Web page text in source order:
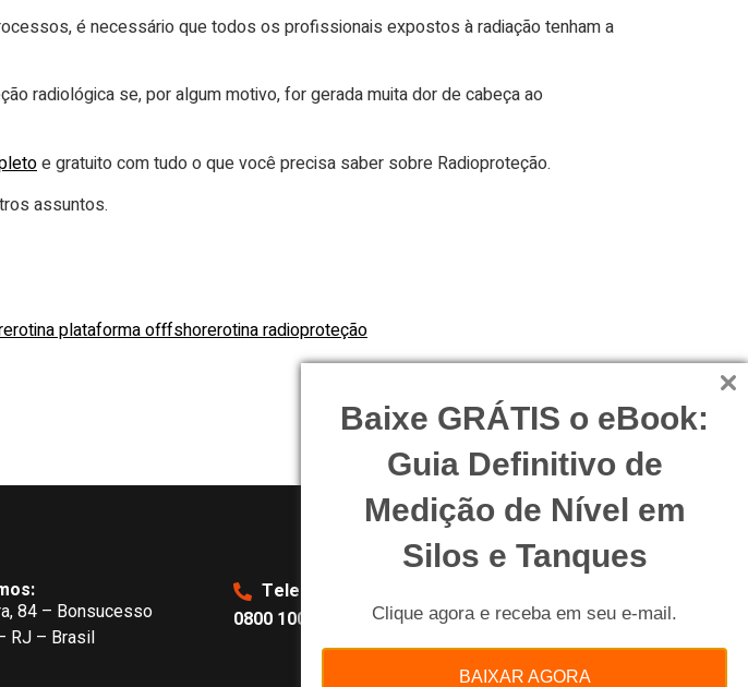
Baixe GRÁTIS o eBook:
Guia Definitivo de
Medição de Nível em
Silos e Tanques
Clique agora e receba em seu e-mail.
BAIXAR AGORA
é necessário que todos os profissionais expostos à radiação tenham a
radiológica se, por algum motivo, for gerada muita dor de cabeça ao
e gratuito com tudo o que você precisa saber sobre Radioproteção.
assuntos.
rotina plataforma offfshorerotina radioproteção
84 – Bonsucesso
RJ – Brasil
Telefone:
0800 100 84 84